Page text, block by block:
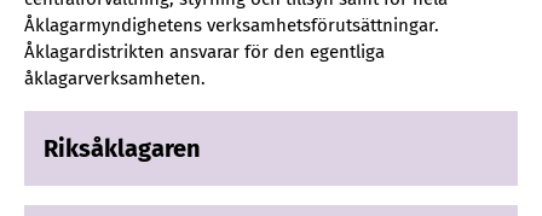
Åklagarmyndighetens verksamhetsförutsättningar.
Åklagardistrikten ansvarar för den egentliga
åklagarverksamheten.
Riksåklagaren